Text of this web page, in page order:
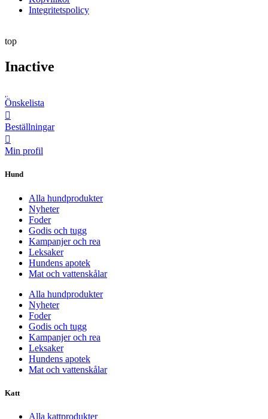
Integritetspolicy
top
Inactive
Önskelista
Beställningar
Min profil
Hund
Alla hundprodukter
Nyheter
Foder
Godis och tugg
Kampanjer och rea
Leksaker
Hundens apotek
Mat och vattenskålar
Alla hundprodukter
Nyheter
Foder
Godis och tugg
Kampanjer och rea
Leksaker
Hundens apotek
Mat och vattenskålar
Katt
Alla kattprodukter